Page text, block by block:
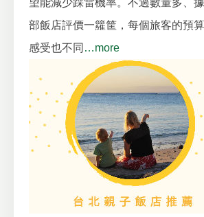
部飯店評價一籮筐，每個旅客的預
感受也不同 …more